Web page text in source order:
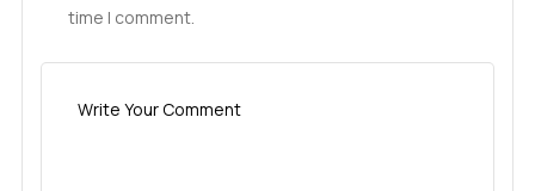
time I comment.